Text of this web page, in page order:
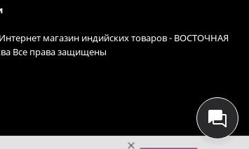
магазин индийских товаров - ВОСТОЧНАЯ
Все права защищены